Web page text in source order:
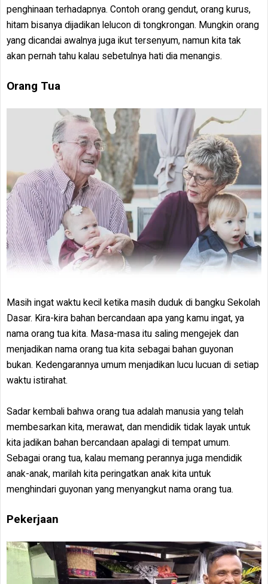
penghinaan terhadapnya. Contoh orang gendut, orang kurus,
hitam bisanya dijadikan lelucon di tongkrongan. Mungkin orang
yang dicandai awalnya juga ikut tersenyum, namun kita tak
akan pernah tahu kalau sebetulnya hati dia menangis.
Orang Tua
Masih ingat waktu kecil ketika masih duduk di bangku Sekolah
Dasar. Kira-kira bahan bercandaan apa yang kamu ingat, ya
nama orang tua kita. Masa-masa itu saling mengejek dan
menjadikan nama orang tua kita sebagai bahan guyonan
bukan. Kedengarannya umum menjadikan lucu lucuan di setiap
waktu istirahat.
Sadar kembali bahwa orang tua adalah manusia yang telah
membesarkan kita, merawat, dan mendidik tidak layak untuk
kita jadikan bahan bercandaan apalagi di tempat umum.
Sebagai orang tua, kalau memang perannya juga mendidik
anak-anak, marilah kita peringatkan anak kita untuk
menghindari guyonan yang menyangkut nama orang tua.
Pekerjaan